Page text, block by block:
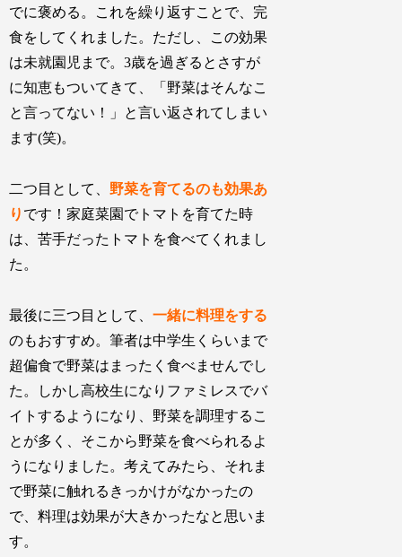
でに褒める。これを繰り返すことで、完
食をしてくれました。ただし、この効果
は未就園児まで。3歳を過ぎるとさすが
に知恵もついてきて、「野菜はそんなこ
と言ってない！」と言い返されてしまい
ます(笑)。
二つ目として、 野菜を育てるのも効果あ
り です！家庭菜園でトマトを育てた時
は、苦手だったトマトを食べてくれまし
た。
最後に三つ目として、一緒に料理をする
のもおすすめ。筆者は中学生くらいまで
超偏食で野菜はまったく食べませんでし
た。しかし高校生になりファミレスでバ
イトするようになり、野菜を調理するこ
とが多く、そこから野菜を食べられるよ
うになりました。考えてみたら、それま
で野菜に触れるきっかけがなかったの
で、料理は効果が大きかったなと思いま
す。